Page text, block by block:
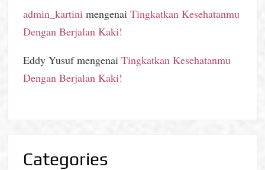
admin_kartini mengenaiTingkatkan Kesehatanmu
Dengan Berjalan Kaki!
Eddy YusufmengenaiTingkatkan Kesehatanmu
Dengan Berjalan Kaki!
Categories